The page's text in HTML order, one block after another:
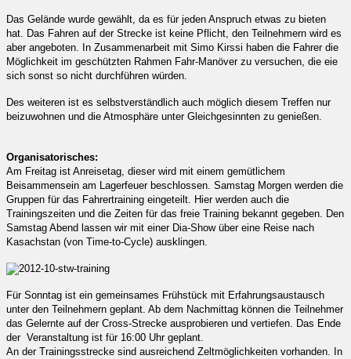
Das Gelände wurde gewählt, da es für jeden Anspruch etwas zu bieten
hat. Das Fahren auf der Strecke ist keine Pflicht, den Teilnehmern wird es
aber angeboten. In Zusammenarbeit mit Simo Kirssi haben die Fahrer die
Möglichkeit im geschützten Rahmen Fahr-Manöver zu versuchen, die eie
sich sonst so nicht durchführen würden.
Des weiteren ist es selbstverständlich auch möglich diesem Treffen nur
beizuwohnen und die Atmosphäre unter Gleichgesinnten zu genießen.
Organisatorisches:
Am Freitag ist Anreisetag, dieser wird mit einem gemütlichem
Beisammensein am Lagerfeuer beschlossen. Samstag Morgen werden die
Gruppen für das Fahrertraining eingeteilt. Hier werden auch die
Trainingszeiten und die Zeiten für das freie Training bekannt gegeben. Den
Samstag Abend lassen wir mit einer Dia-Show über eine Reise nach
Kasachstan (von Time-to-Cycle) ausklingen.
Für Sonntag ist ein gemeinsames Frühstück mit Erfahrungsaustausch
unter den Teilnehmern geplant. Ab dem Nachmittag können die Teilnehmer
das Gelernte auf der Cross-Strecke ausprobieren und vertiefen. Das Ende
der Veranstaltung ist für 16:00 Uhr geplant.
An der Trainingsstrecke sind ausreichend Zeltmöglichkeiten vorhanden. In